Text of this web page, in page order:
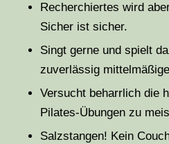
Recherchiertes wird
Sicher ist sicher.
Singt gerne und spielt
zuverlässig
Versucht beharrlich die
Pilates-Übungen zu
Salzstangen! Kein